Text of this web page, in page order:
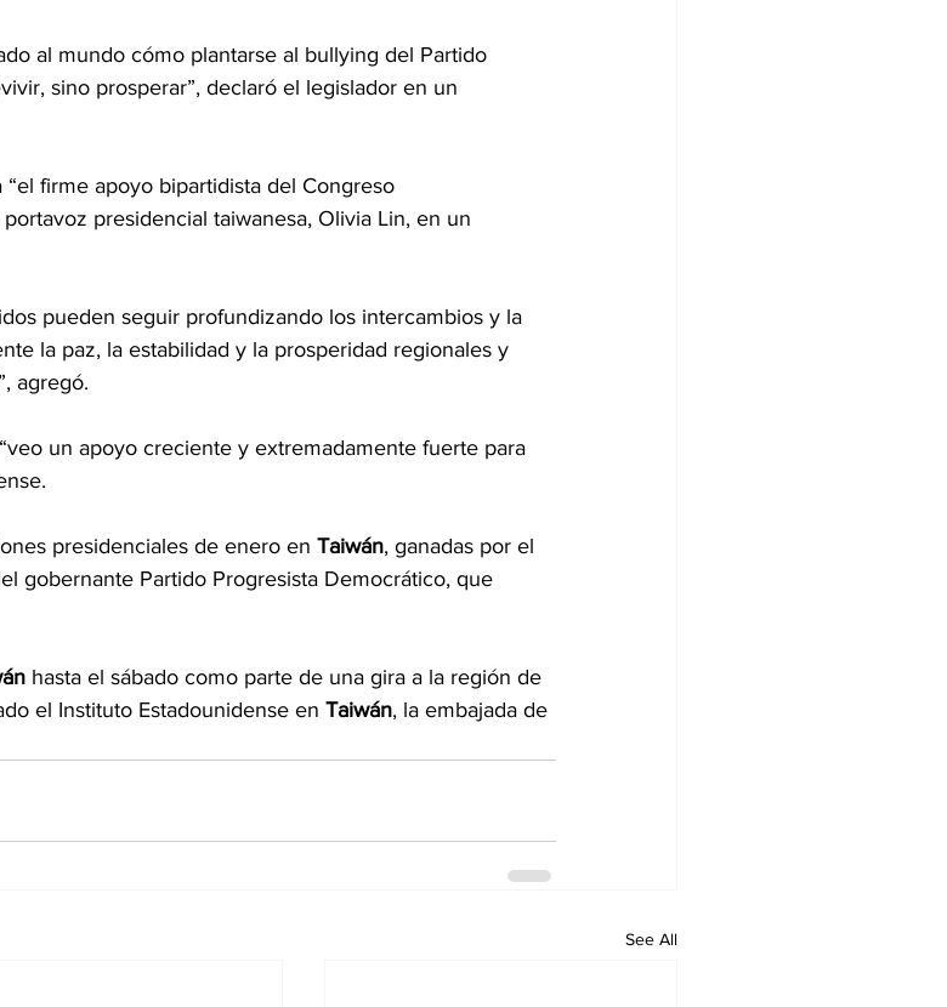
al mundo cómo plantarse al bullying del Partido
sino prosperar”, declaró el legislador en un
firme apoyo bipartidista del Congreso
portavoz presidencial taiwanesa, Olivia Lin, en un
pueden seguir profundizando los intercambios y la
la paz, la estabilidad y la prosperidad regionales y
agregó.
un apoyo creciente y extremadamente fuerte para
presidenciales de enero en Taiwán, ganadas por el
gobernante Partido Progresista Democrático, que
hasta el sábado como parte de una gira a la región de
el Instituto Estadounidense en Taiwán, la embajada de
See All